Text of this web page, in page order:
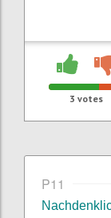
3 votes
P11